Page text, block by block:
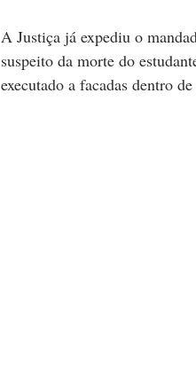
A Justiça já expediu o
suspeito da morte do
executado a facadas dentro